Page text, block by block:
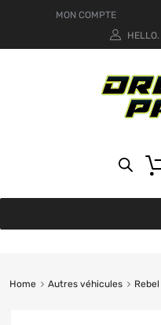
MON COMPTE
HELLO.
Home Autres véhicules Rebel